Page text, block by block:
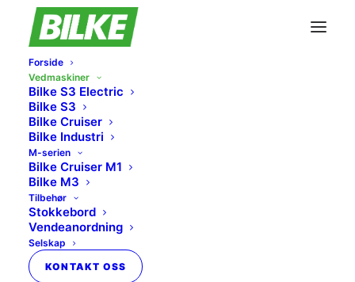
Forside
Vedmaskiner
Bilke S3 Electric
Bilke S3
Bilke Cruiser
Bilke Industri
M-serien
Bilke Cruiser M1
Bilke M3
Tilbehør
Stokkebord
Vendeanordning
Selskap
KONTAKT OSS
Bilke vedmaskiner